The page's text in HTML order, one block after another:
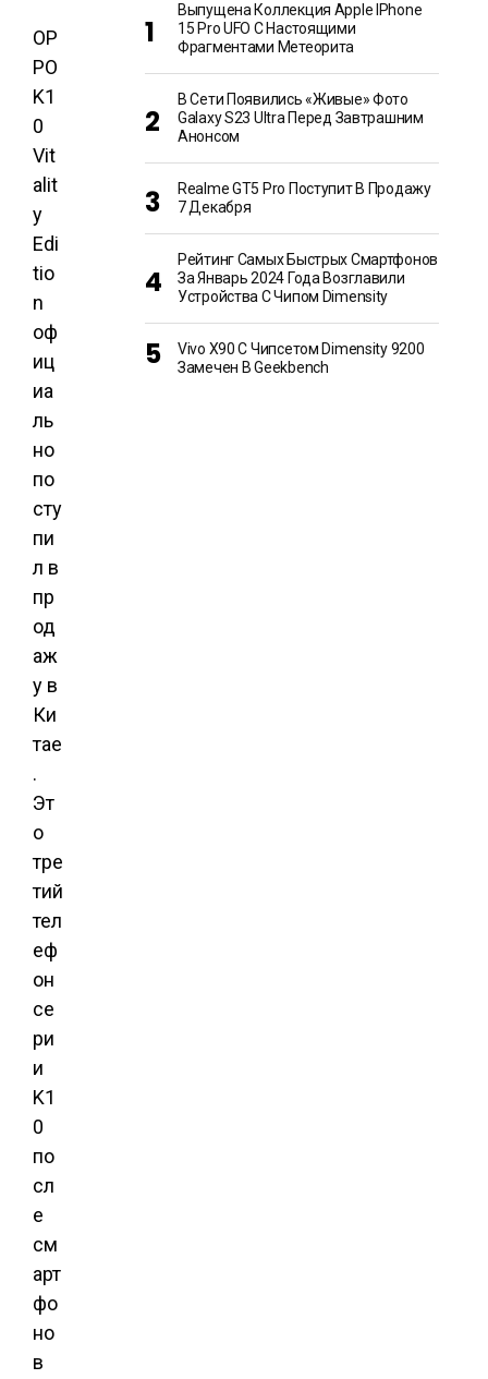
OP
PO
K1
0
Vit
alit
y
Edi
tio
n
оф
иц
иа
ль
но
по
сту
пи
л в
пр
од
аж
у в
Ки
тае
.
Эт
о
тре
тий
тел
еф
он
се
ри
и
K1
0
по
сл
е
см
арт
фо
но
в
Выпущена Коллекция Apple IPhone
15 Pro UFO С Настоящими
Фрагментами Метеорита
В Сети Появились «живые» Фото
Galaxy S23 Ultra Перед Завтрашним
Анонсом
Realme GT5 Pro Поступит В Продажу
7 Декабря
Рейтинг Самых Быстрых Смартфонов
За Январь 2024 Года Возглавили
Устройства С Чипом Dimensity
Vivo X90 С Чипсетом Dimensity 9200
Замечен В Geekbench